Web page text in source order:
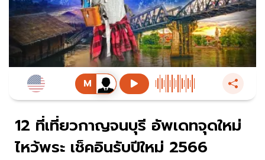
12 ที่เที่ยวกาญจนบุรี อัพเดทจุดใหม่
ไหว้พระ เช็คอินรับปีใหม่ 2566